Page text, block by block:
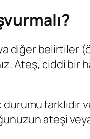
belirtiler
Ateş, ciddi bir
durumu
ateşi